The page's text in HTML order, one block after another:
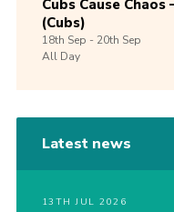
Cubs Cause
(Cubs)
18th Sep -20th Sep
All Day
Latest news
13TH JUL 2026